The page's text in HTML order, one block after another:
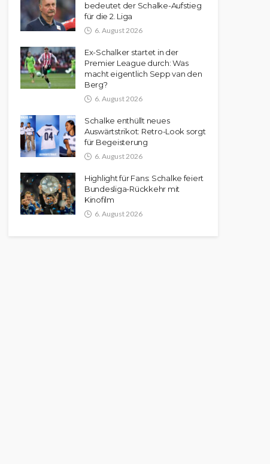
bedeutet der Schalke-Aufstieg
für die 2. Liga
6. August 2026
Ex-Schalker startet in der
Premier League durch: Was
macht eigentlich Sepp van den
Berg?
6. August 2026
Schalke enthüllt neues
Auswärtstrikot: Retro-Look sorgt
für Begeisterung
6. August 2026
Highlight für Fans: Schalke feiert
Bundesliga-Rückkehr mit
Kinofilm
6. August 2026